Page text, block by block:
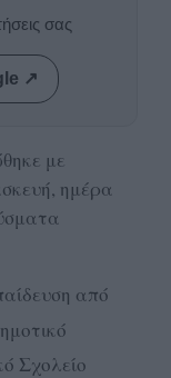
σας
↗
με
ημέρα
από
Σχολείο